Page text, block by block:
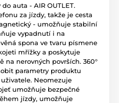
auta - AIR OUTLET.
za jízdy, takže je cesta
- umožňuje stabilní
vypadnutí i na
spona ve tvaru písmene
mřížky a poskytuje
na nerovných površích. 360°
parametry produktu
Neomezuje
umožňuje bezpečné
jízdy, umožňuje